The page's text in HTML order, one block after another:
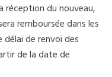
réception du nouveau,
remboursée dans les
délai de renvoi des
de la date de